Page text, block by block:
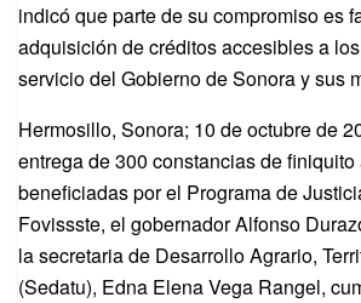
indicó que parte de su compromiso es
adquisición de créditos accesibles a
servicio del Gobierno de Sonora y sus
Hermosillo, Sonora; 10 de octubre de
entrega de 300 constancias de
beneficiadas por el Programa de
Fovissste, el gobernador Alfonso
la secretaria de Desarrollo Agrario,
(Sedatu), Edna Elena Vega Rangel,